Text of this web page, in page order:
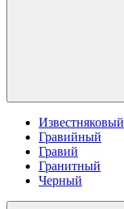
Известняковый
Гравийный
Гравий
Гранитный
Черный